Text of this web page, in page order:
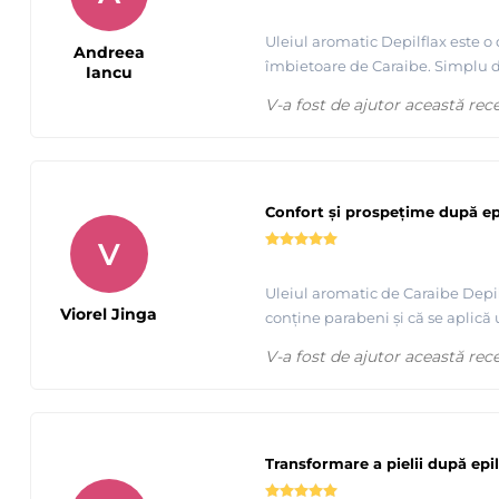
Prezentare produse profesionale pentru epilare Depilflax
Uleiul aromatic Depilflax este
îmbietoare de Caraibe. Simplu
Andreea
Iancu
V-a fost de ajutor această
Confort și prospețime după
Uleiul aromatic de Caraibe
conține parabeni și că se
V
Viorel Jinga
V-a fost de ajutor această
Transformare a pielii după